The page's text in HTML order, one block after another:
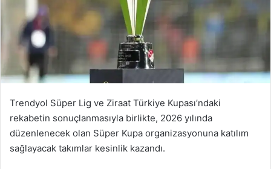
Trendyol Süper Lig ve Ziraat Türkiye Kupası’ndaki
rekabetin sonuçlanmasıyla birlikte, 2026 yılında
düzenlenecek olan Süper Kupa organizasyonuna katılım
sağlayacak takımlar kesinlik kazandı.